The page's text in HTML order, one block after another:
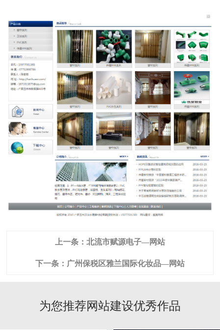
上一条： 北流市赋源电子—网站
下一条： 广州保税区雅兰国际化妆品—网站
为您推荐网站建设优秀作品